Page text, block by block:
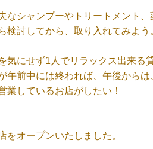
なシャンプーやトリートメント、
検討してから、取り入れてみよう
気にせず1人でリラックス出来る
午前中には終われば、午後からは
業しているお店がしたい！
をオープンいたしました。